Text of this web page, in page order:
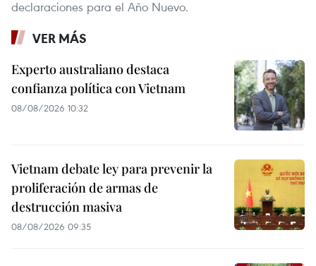
declaraciones para el Año Nuevo.
VER MÁS
Experto australiano destaca
confianza política con Vietnam
08/08/2026 10:32
Vietnam debate ley para prevenir la
proliferación de armas de
destrucción masiva
08/08/2026 09:35